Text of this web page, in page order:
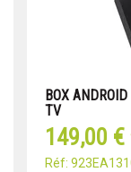
BOX
TV
149,00 €
Réf: